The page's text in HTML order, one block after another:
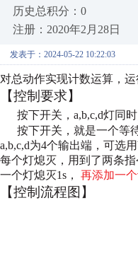
历史总积分：0
注册：2020年2月28日
发表于：2024-05-22 10:22:03
对总动作实现计数运算，运
【控制要求】
按下开关，a,b,c,d灯同时
按下开关，就是一个等
a,b,c,d为4个输出端，可选用
每个灯熄灭，用到了两条
一个灯熄灭1s， 再添加一
【控制流程图】